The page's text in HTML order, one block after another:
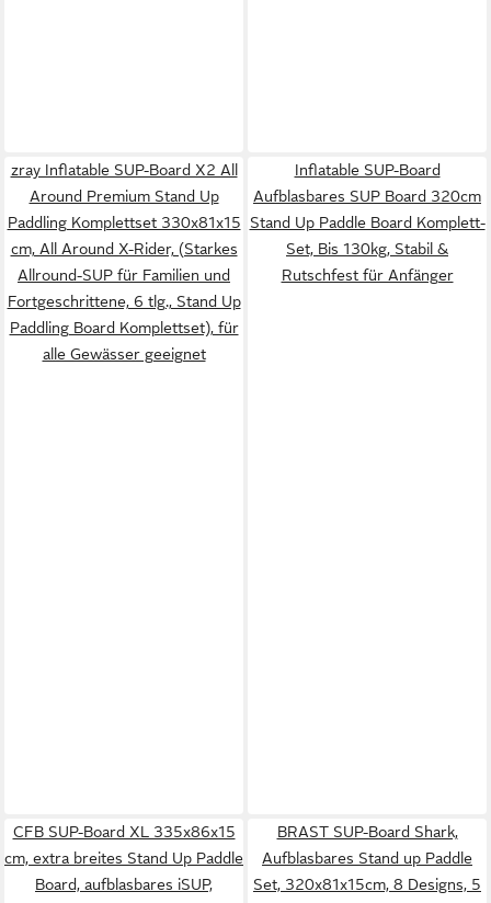
zray Inflatable SUP-Board X2 All
Around Premium Stand Up
Paddling Komplettset 330x81x15
cm, All Around X-Rider, (Starkes
Allround-SUP für Familien und
Fortgeschrittene, 6 tlg., Stand Up
Paddling Board Komplettset), für
alle Gewässer geeignet
Inflatable SUP-Board
Aufblasbares SUP Board 320cm
Stand Up Paddle Board Komplett-
Set, Bis 130kg, Stabil &
Rutschfest für Anfänger
CFB SUP-Board XL 335x86x15
cm, extra breites Stand Up Paddle
Board, aufblasbares iSUP,
BRAST SUP-Board Shark,
Aufblasbares Stand up Paddle
Set, 320x81x15cm, 8 Designs, 5